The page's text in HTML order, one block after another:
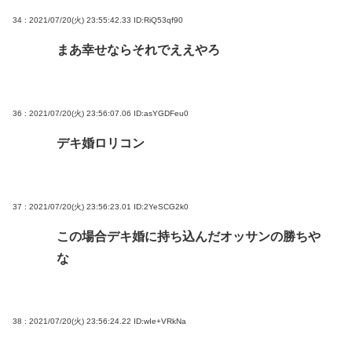
34 : 2021/07/20(火) 23:55:42.33 ID:RiQ53qf90
まあ幸せならそれでええやろ
36 : 2021/07/20(火) 23:56:07.06 ID:asYGDFeu0
デキ婚ロリコン
37 : 2021/07/20(火) 23:56:23.01 ID:2YeSCG2k0
この場合デキ婚に持ち込んだオッサンの勝ちや
な
38 : 2021/07/20(火) 23:56:24.22 ID:wIe+VRkNa